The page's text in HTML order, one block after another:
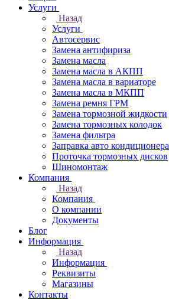
Услуги
Назад
Услуги
Автосервис
Замена антифириза
Замена масла
Замена масла в АКПП
Замена масла в вариаторе
Замена масла в МКПП
Замена ремня ГРМ
Замена тормозной жидкости
Замена тормозных колодок
Замена фильтра
Заправка авто кондиционера
Проточка тормозных дисков
Шиномонтаж
Компания
Назад
Компания
О компании
Документы
Блог
Информация
Назад
Информация
Реквизиты
Магазины
Контакты